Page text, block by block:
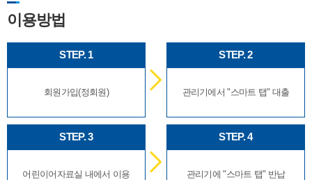
이용방법
STEP. 1
회원가입(정회원)
STEP. 2
관리기에서 "스마트 탭" 대출
STEP. 3
어린이어자료실 내에서 이용
STEP. 4
관리기에 "스마트 탭" 반납